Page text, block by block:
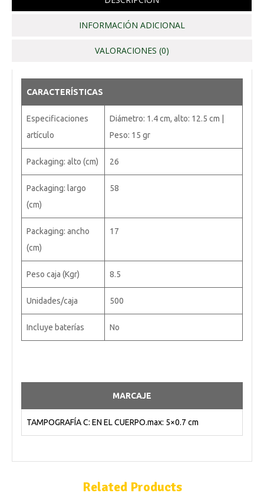
INFORMACIÓN ADICIONAL
VALORACIONES (0)
CARACTERÍSTICAS
Especificaciones
artículo
Diámetro: 1.4 cm, alto: 12.5 cm |
Peso: 15 gr
Packaging: alto (cm) 26
Packaging: largo
(cm)
58
Packaging: ancho
(cm)
17
Peso caja (Kgr) 8.5
Unidades/caja 500
Incluye baterías No
MARCAJE
TAMPOGRAFÍA C: EN EL CUERPO.max: 5×0.7 cm
Related Products